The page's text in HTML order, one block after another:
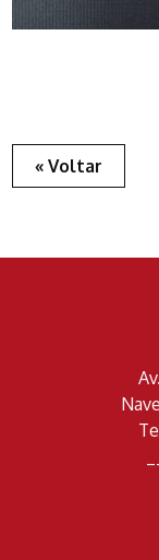
« Voltar